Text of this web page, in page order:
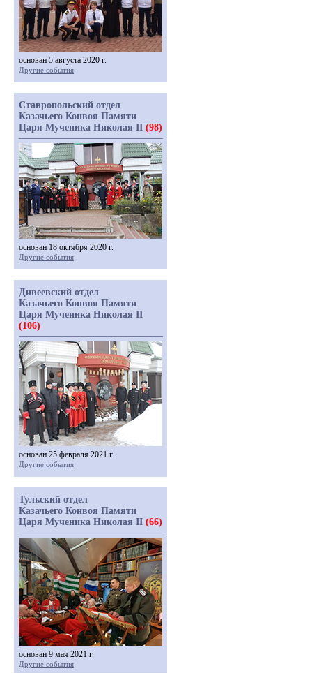
основан 5 августа 2020 г.
Другие события
Ставропольский отдел
Казачьего Конвоя Памяти
Царя Мученика Николая II (98)
основан 18 октября 2020 г.
Другие события
Дивеевский отдел
Казачьего Конвоя Памяти
Царя Мученика Николая II
(106)
основан 25 февраля 2021 г.
Другие события
Тульский отдел
Казачьего Конвоя Памяти
Царя Мученика Николая II (66)
основан 9 мая 2021 г.
Другие события